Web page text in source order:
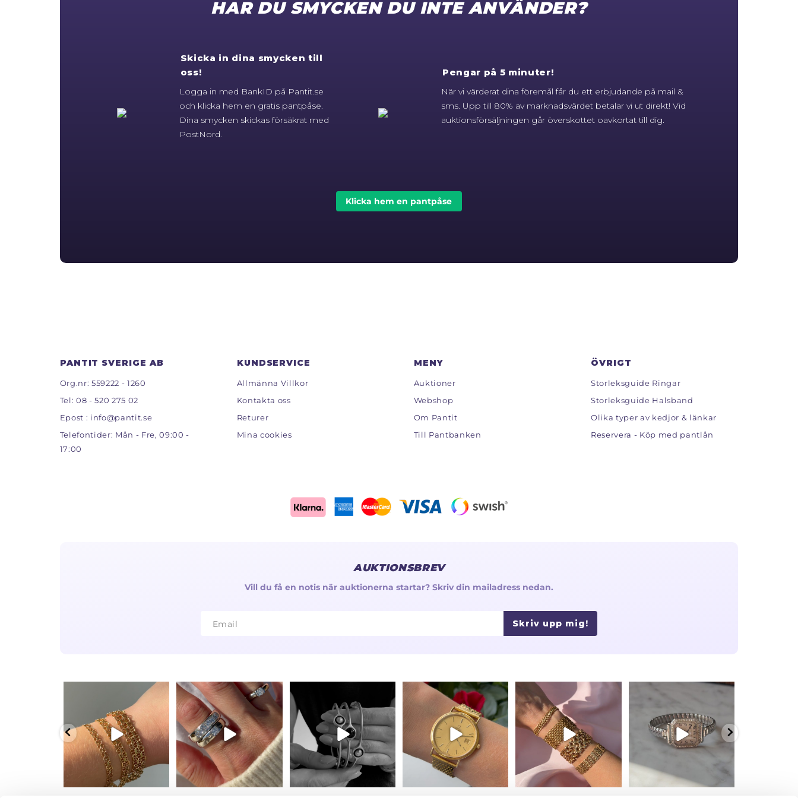
HAR DU SMYCKEN DU INTE ANVÄNDER?
Skicka in dina smycken till
oss!
Logga in med BankID på Pantit.se
och klicka hem en gratis pantpåse.
Dina smycken skickas försäkrat med
PostNord.
Pengar på 5 minuter!
När vi värderat dina föremål får du ett erbjudande på mail &
sms. Upp till 80% av marknadsvärdet betalar vi ut direkt! Vid
auktionsförsäljningen går överskottet oavkortat till dig.
Klicka hem en pantpåse
PANTIT SVERIGE AB
Org.nr: 559222 - 1260
Tel:08 - 520 275 02
Epost : info@pantit.se
Telefontider: Mån - Fre, 09:00 -
17:00
KUNDSERVICE
Allmänna Villkor
Kontakta oss
Returer
Mina cookies
MENY
Auktioner
Webshop
Om Pantit
Till Pantbanken
ÖVRIGT
Storleksguide Ringar
Storleksguide Halsband
Olika typer av kedjor & länkar
Reservera - Köp med pantlån
AUKTIONSBREV
Vill du få en notis när auktionerna startar? Skriv din mailadress nedan.
Email
Email Skriv upp mig!